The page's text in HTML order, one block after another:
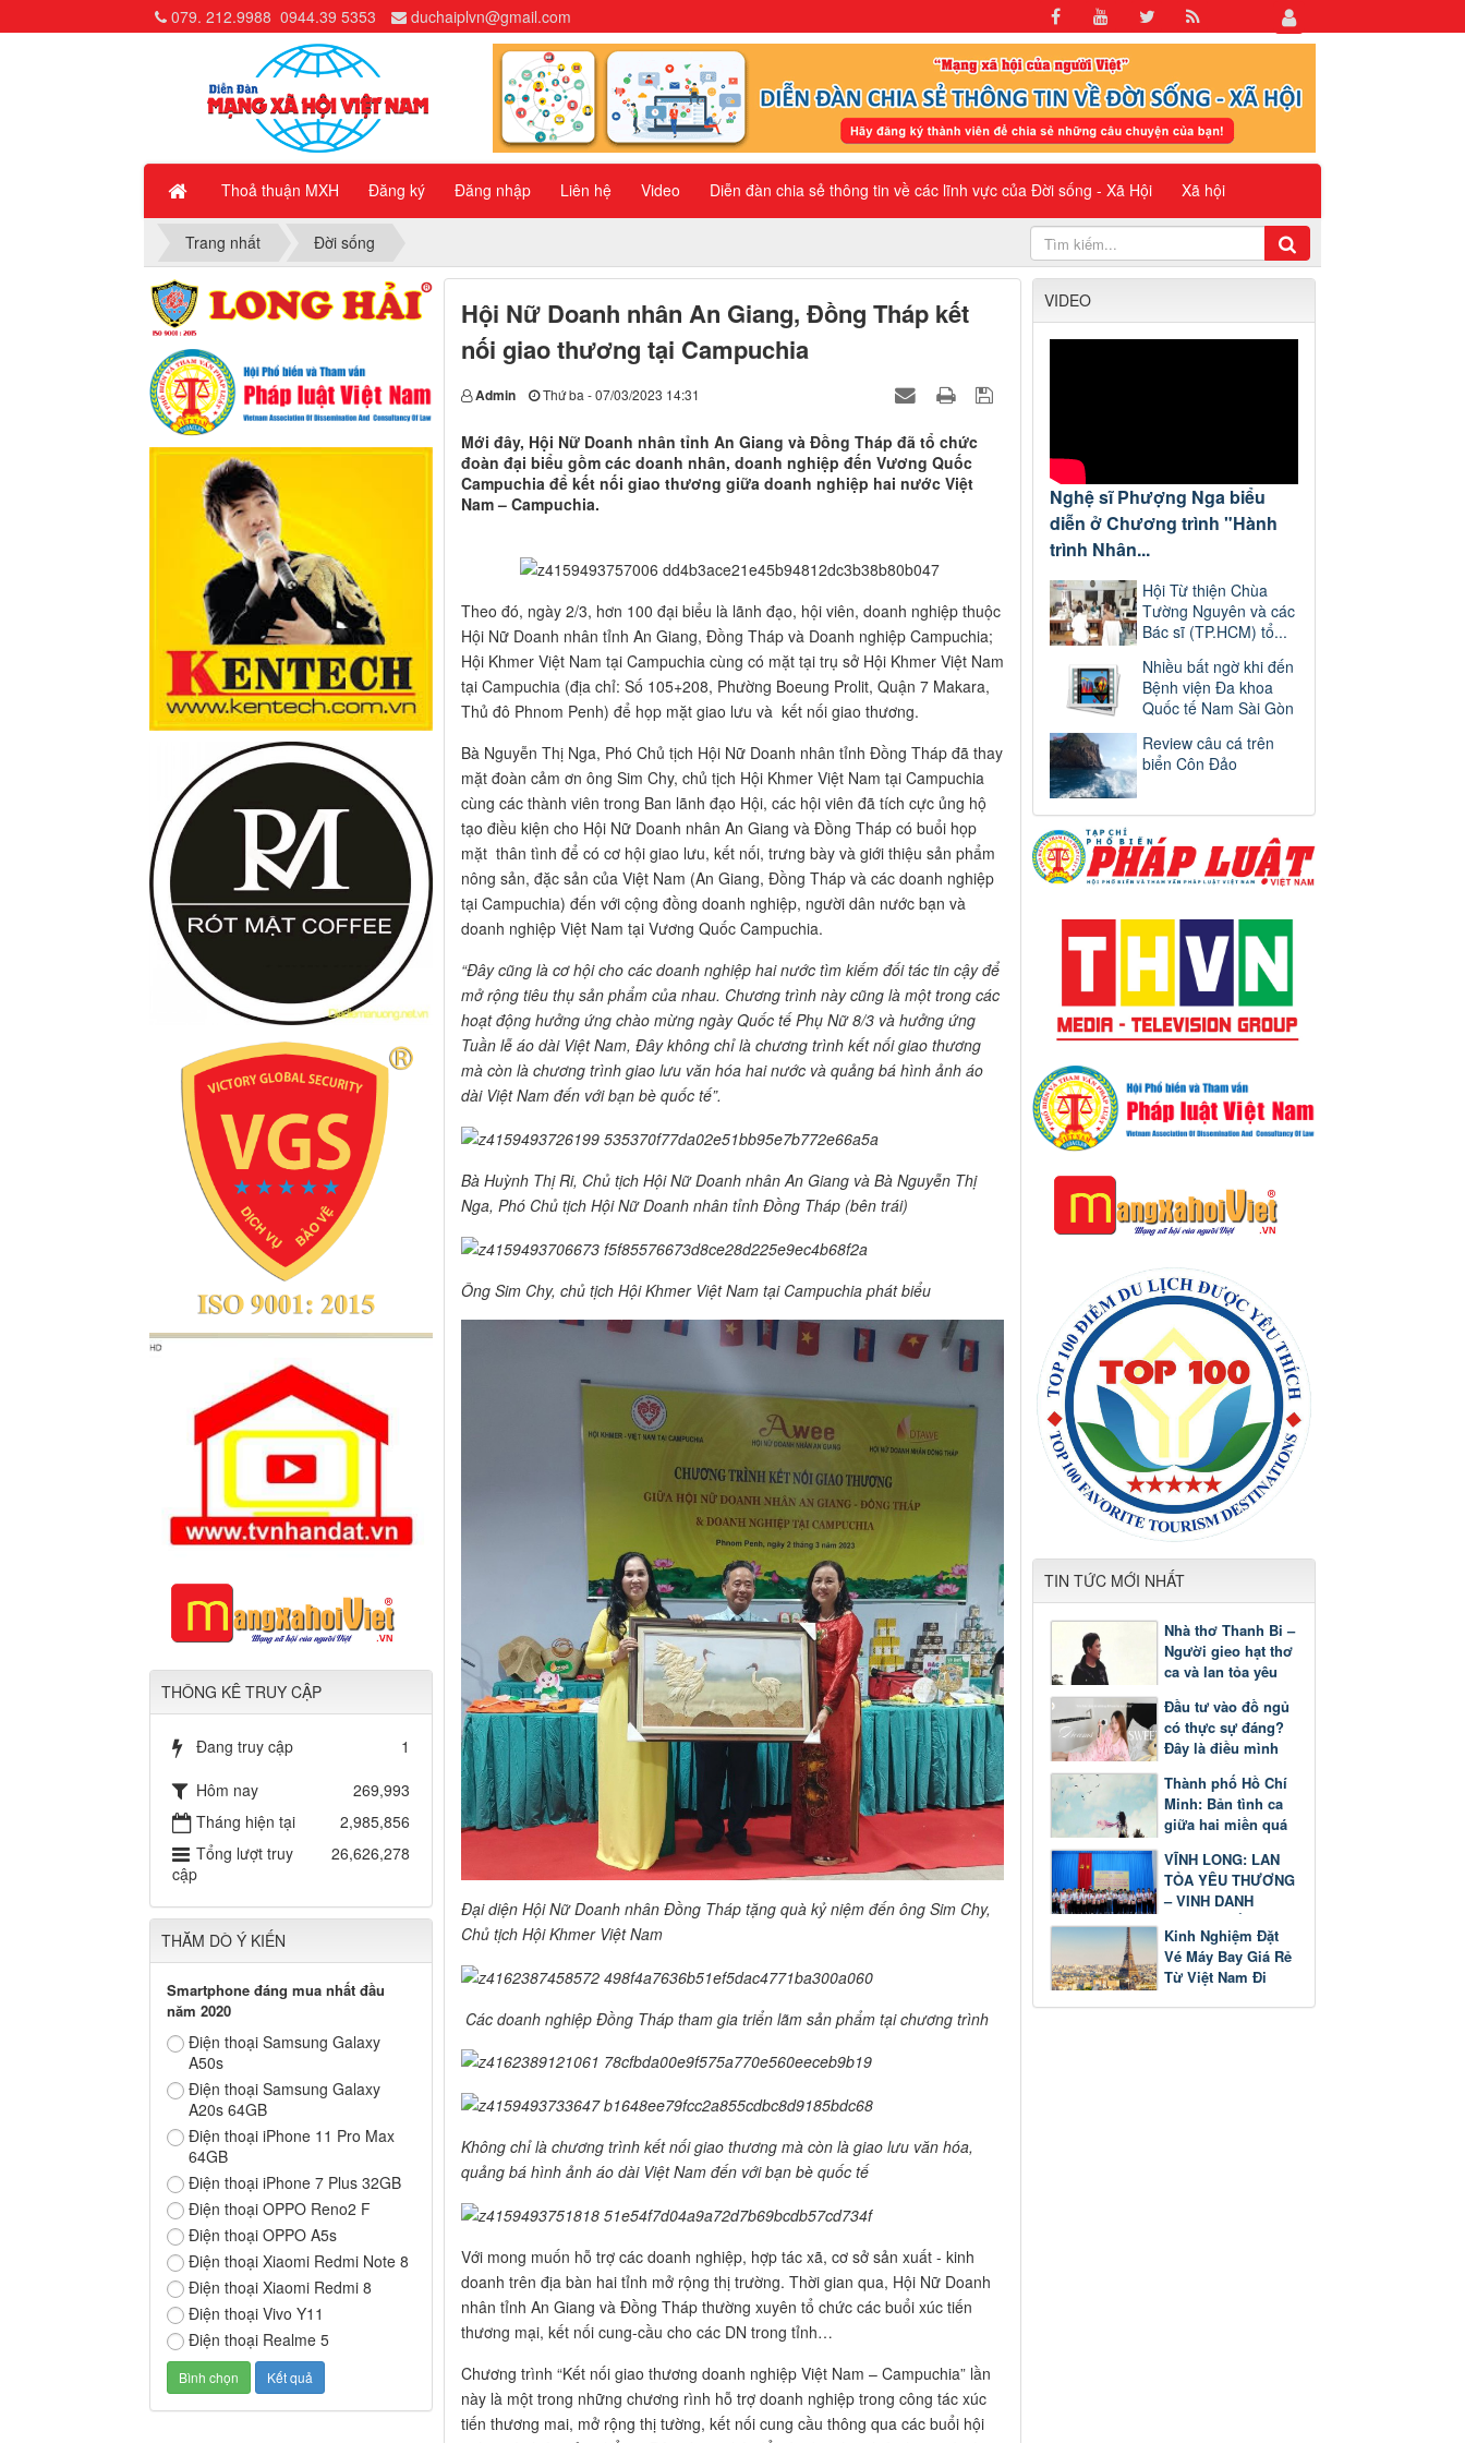
Thoả thuận MXH Đăng ký Đăng nhập Liên hệ Video Diễn đàn chia sẻ thông tin về các lĩnh vực của Đời sống - Xã Hội Xã hội
079. 212.9988 0944.39 5353 duchaiplvn@gmail.com
Trang nhất Đời sống
Hội Nữ Doanh nhân An Giang, Đồng Tháp kết
nối giao thương tại Campuchia
Admin Thứ ba - 07/03/2023 14:31
Mới đây, Hội Nữ Doanh nhân tỉnh An Giang và Đồng Tháp đã tổ chức
đoàn đại biểu gồm các doanh nhân, doanh nghiệp đến Vương Quốc
Campuchia để kết nối giao thương giữa doanh nghiệp hai nước Việt
Nam – Campuchia.
Theo đó, ngày 2/3, hơn 100 đại biểu là lãnh đạo, hội viên, doanh nghiệp thuộc
Hội Nữ Doanh nhân tỉnh An Giang, Đồng Tháp và Doanh nghiệp Campuchia;
Hội Khmer Việt Nam tại Campuchia cùng có mặt tại trụ sở Hội Khmer Việt Nam
tại Campuchia (địa chỉ: Số 105+208, Phường Boeung Prolit, Quận 7 Makara,
Thủ đô Phnom Penh) để họp mặt giao lưu và kết nối giao thương.
Bà Nguyễn Thị Nga, Phó Chủ tịch Hội Nữ Doanh nhân tỉnh Đồng Tháp đã thay
mặt đoàn cảm ơn ông Sim Chy, chủ tịch Hội Khmer Việt Nam tại Campuchia
cùng các thành viên trong Ban lãnh đạo Hội, các hội viên đã tích cực ủng hộ
tạo điều kiện cho Hội Nữ Doanh nhân An Giang và Đồng Tháp có buổi họp
mặt thân tình để có cơ hội giao lưu, kết nối, trưng bày và giới thiệu sản phẩm
nông sản, đặc sản của Việt Nam (An Giang, Đồng Tháp và các doanh nghiệp
tại Campuchia) đến với cộng đồng doanh nghiệp, người dân nước bạn và
doanh nghiệp Việt Nam tại Vương Quốc Campuchia.
“Đây cũng là cơ hội cho các doanh nghiệp hai nước tìm kiếm đối tác tin cậy để
mở rộng tiêu thụ sản phẩm của nhau. Chương trình này cũng là một trong các
hoạt động hưởng ứng chào mừng ngày Quốc tế Phụ Nữ 8/3 và hưởng ứng
Tuần lễ áo dài Việt Nam, Đây không chỉ là chương trình kết nối giao thương
mà còn là chương trình giao lưu văn hóa hai nước và quảng bá hình ảnh áo
dài Việt Nam đến với bạn bè quốc tế”.
Bà Huỳnh Thị Ri, Chủ tịch Hội Nữ Doanh nhân An Giang và Bà Nguyễn Thị
Nga, Phó Chủ tịch Hội Nữ Doanh nhân tỉnh Đồng Tháp (bên trái)
Ông Sim Chy, chủ tịch Hội Khmer Việt Nam tại Campuchia phát biểu
Đại diện Hội Nữ Doanh nhân Đồng Tháp tặng quà kỷ niệm đến ông Sim Chy,
Chủ tịch Hội Khmer Việt Nam
Các doanh nghiệp Đồng Tháp tham gia triển lãm sản phẩm tại chương trình
Không chỉ là chương trình kết nối giao thương mà còn là giao lưu văn hóa,
quảng bá hình ảnh áo dài Việt Nam đến với bạn bè quốc tế
Với mong muốn hỗ trợ các doanh nghiệp, hợp tác xã, cơ sở sản xuất - kinh
doanh trên địa bàn hai tỉnh mở rộng thị trường. Thời gian qua, Hội Nữ Doanh
nhân tỉnh An Giang và Đồng Tháp thường xuyên tổ chức các buổi xúc tiến
thương mại, kết nối cung-cầu cho các DN trong tỉnh…
Chương trình “Kết nối giao thương doanh nghiệp Việt Nam – Campuchia” lần
này là một trong những chương rình hỗ trợ doanh nghiệp trong công tác xúc
tiến thương mai, mở rộng thị tường, kết nối cung cầu thông qua các buổi hội
VIDEO
Nghệ sĩ Phượng Nga biểu
diễn ở Chương trình "Hành
trình Nhân...
Hội Từ thiện Chùa
Tường Nguyên và các
Bác sĩ (TP.HCM) tổ...
Nhiều bất ngờ khi đến
Bệnh viện Đa khoa
Quốc tế Nam Sài Gòn
Review câu cá trên
biển Côn Đảo
TIN TỨC MỚI NHẤT
Nhà thơ Thanh Bi –
Người gieo hạt thơ
ca và lan tỏa yêu
Đầu tư vào đồ ngủ
có thực sự đáng?
Đây là điều mình
thời gian
Thành phố Hồ Chí
Minh: Bản tình ca
giữa hai miền quá
VĨNH LONG: LAN
TỎA YÊU THƯƠNG
– VINH DANH
GƯƠNG SÁNG
HỌC TẬP
Kinh Nghiệm Đặt
Vé Máy Bay Giá Rẻ
Từ Việt Nam Đi
THÔNG KÊ TRUY CẬP
Đang truy cập
1
Hôm nay
269,993
Tháng hiện tại
2,985,856
Tổng lượt truy
cập
26,626,278
THĂM DÒ Ý KIẾN
Smartphone đáng mua nhất đầu
năm 2020
Điện thoại Samsung Galaxy
A50s
Điện thoại Samsung Galaxy
A20s 64GB
Điện thoại iPhone 11 Pro Max
64GB
Điện thoại iPhone 7 Plus 32GB
Điện thoại OPPO Reno2 F
Điện thoại OPPO A5s
Điện thoại Xiaomi Redmi Note 8
Điện thoại Xiaomi Redmi 8
Điện thoại Vivo Y11
Điện thoại Realme 5